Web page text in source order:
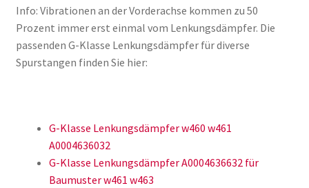
Info: Vibrationen an der Vorderachse kommen zu 50
Prozent immer erst einmal vom Lenkungsdämpfer. Die
passenden G-Klasse Lenkungsdämpfer für diverse
Spurstangen finden Sie hier:
G-Klasse Lenkungsdämpfer w460 w461
A0004636032
G-Klasse Lenkungsdämpfer A0004636632 für
Baumuster w461 w463